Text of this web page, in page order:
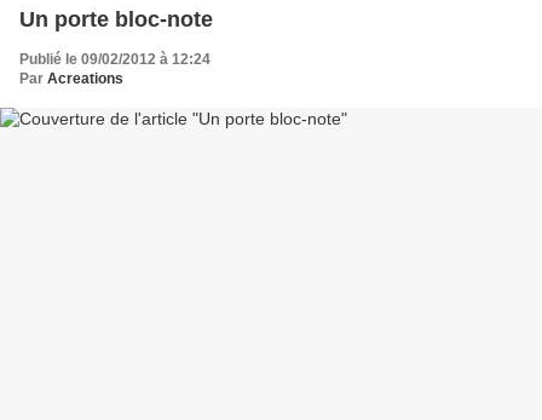
Un porte bloc-note
Publié le 09/02/2012 à 12:24
Par Acreations